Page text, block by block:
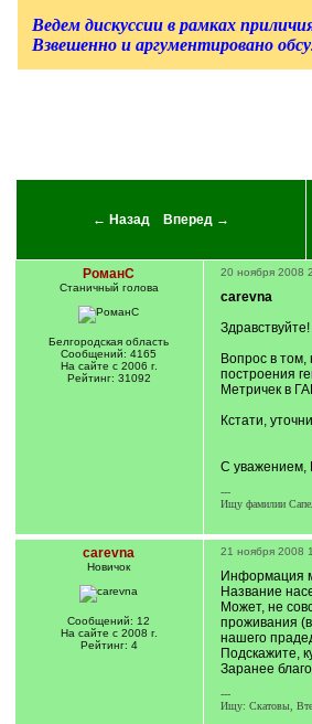
Ведем дискуссии в рамках
Взвешенно и аргументировано
← Назад Вперед →
РоманС
Станичный голова
Белгородская область
Сообщений: 4165
На сайте с 2006 г.
Рейтинг: 31092
20 ноября 2008
carevna
Здравствуйте!
Вопрос в
построения
Метричек в
Кстати,
С уважением,
---
Ищу фамилии
carevna
Новичок
Сообщений: 12
На сайте с 2008 г.
Рейтинг: 4
21 ноября 2008
Информация
Название
Может, не
проживания
нашего
Подскажите,
Заранее
---
Ищу: Скатовы,